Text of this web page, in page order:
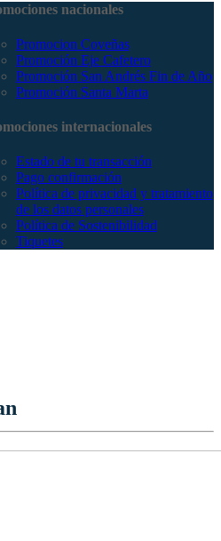
nacionales
Promocion Coveñas
Promoción Eje Cafetero
Promoción San Andrés Fin de Año
Promoción Santa Marta
internacionales
Estado de tu transacción
Pago confirmación
Política de privacidad y tratamiento
de los datos personales
Política de Sostenibilidad
Tiquetes